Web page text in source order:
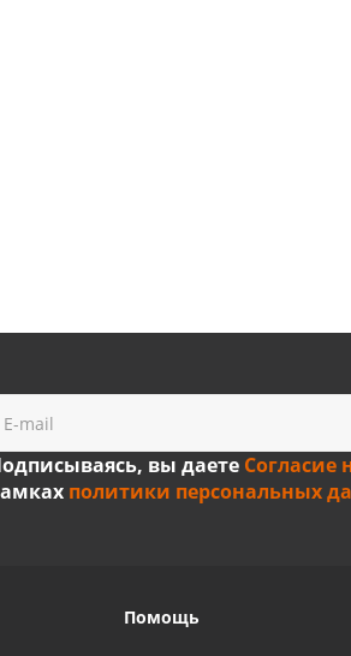
вы даете Согласие
политики персональных
Помощь